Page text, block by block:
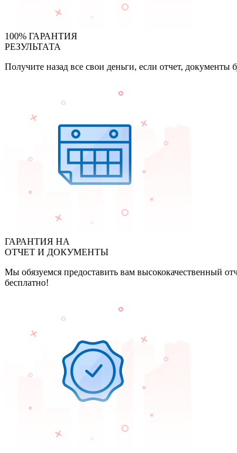
100% ГАРАНТИЯ
РЕЗУЛЬТАТА
Получите назад все свои деньги, если отчет,
ГАРАНТИЯ НА
ОТЧЕТ И ДОКУМЕНТЫ
Мы обязуемся предоставить вам высококачественный
бесплатно!